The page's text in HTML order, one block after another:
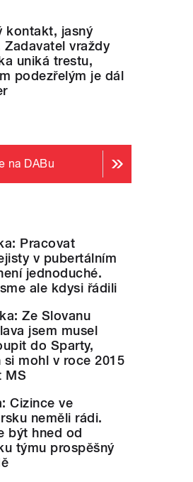
kontakt, jasný
Zadavatel vraždy
uniká trestu,
podezřelým je dál
na DABu
Pracovat
v pubertálním
jednoduché.
ale kdysi řádili
Ze Slovanu
jsem musel
do Sparty,
si mohl v roce 2015
MS
Cizince ve
neměli rádi.
být hned od
týmu prospěšný